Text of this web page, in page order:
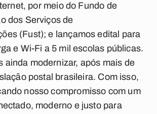
por meio do Fundo de
dos Serviços de
(Fust); e lançamos edital para
e Wi-Fi a 5 mil escolas públicas.
ainda modernizar, após mais de
postal brasileira. Com isso,
nosso compromisso com um
moderno e justo para